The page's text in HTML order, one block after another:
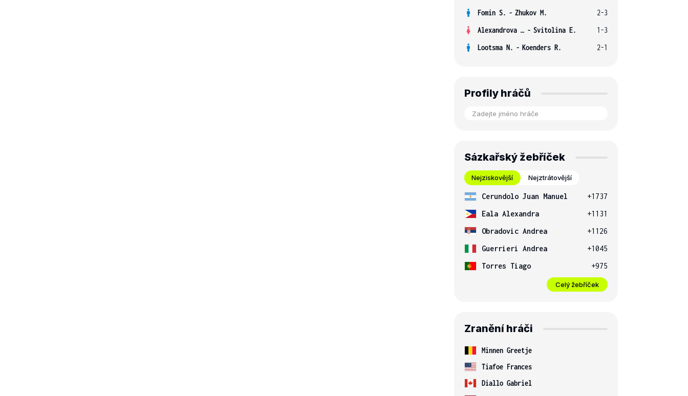
Fomin S. - Zhukov M.
2-3
Alexandrova E. - Svitolina E.
1-3
Lootsma N. - Koenders R. 2-1
Profily hráčů
Sázkařský žebříček
Nejziskovější Nejztrátovější
Cerundolo Juan Manuel
+1737
Eala Alexandra
+1131
Obradovic Andrea
+1126
Guerrieri Andrea
+1045
Torres Tiago
+975
Celý žebříček
Zranění hráči
Minnen Greetje
Tiafoe Frances
Diallo Gabriel